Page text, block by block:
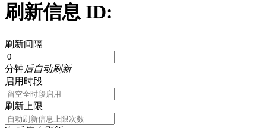
刷新信息 ID:
刷新间隔
分钟后自动刷新
启用时段
刷新上限